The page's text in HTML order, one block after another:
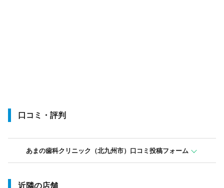
口コミ・評判
あまの歯科クリニック（北九州市）口コミ投稿フォーム
近隣の店舗